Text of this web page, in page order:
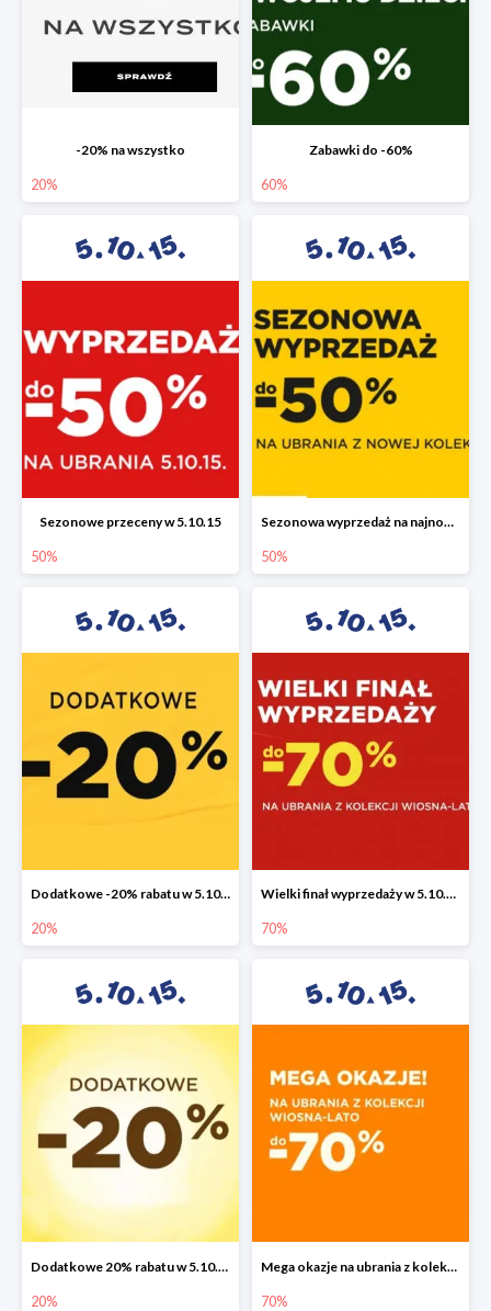
-20% na wszystko
20%
Zabawki do -60%
60%
Sezonowe przeceny w 5.10.15
50%
Sezonowa wyprzedaż na najnowszą kolekcję do -50%
50%
Dodatkowe -20% rabatu w 5.10.15
20%
Wielki finał wyprzedaży w 5.10.15 do -70%
70%
Dodatkowe 20% rabatu w 5.10.15
20%
Mega okazje na ubrania z kolekcji wiosna-lato do -70%
70%